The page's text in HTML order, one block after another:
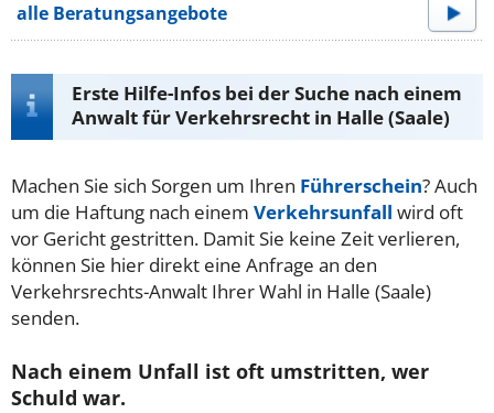
alle Beratungsangebote
Erste Hilfe-Infos bei der Suche nach einem
Anwalt für Verkehrsrecht in Halle (Saale)
Machen Sie sich Sorgen um Ihren Führerschein? Auch
um die Haftung nach einem Verkehrsunfall wird oft
vor Gericht gestritten. Damit Sie keine Zeit verlieren,
können Sie hier direkt eine Anfrage an den
Verkehrsrechts-Anwalt Ihrer Wahl in Halle (Saale)
senden.
Nach einem Unfall ist oft umstritten, wer
Schuld war.